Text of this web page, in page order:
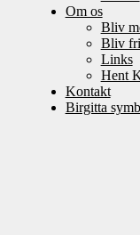
Om os
Bliv
Bliv
Links
Hent
Kontakt
Birgitta